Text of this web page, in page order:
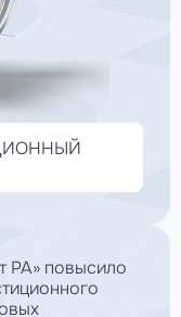
РА» повысило